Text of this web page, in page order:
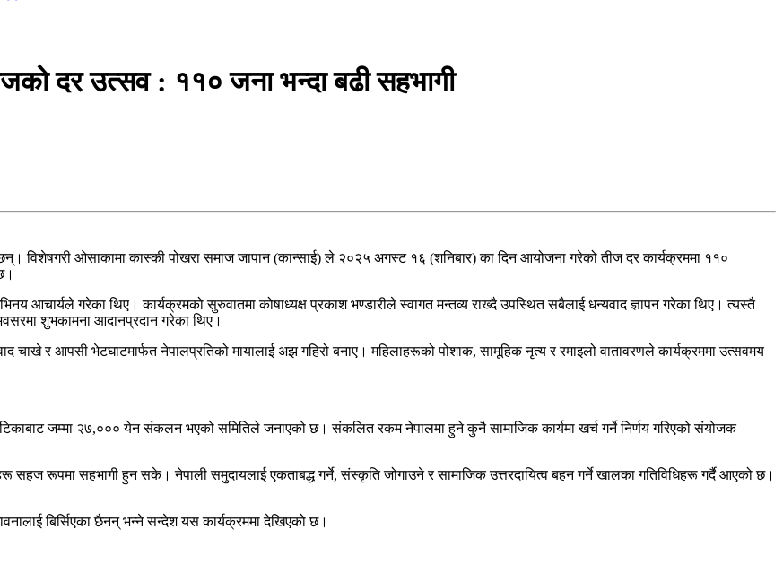
दर उत्सव : ११० जना भन्दा बढी सहभागी
विशेषगरी ओसाकामा कास्की पोखरा समाज जापान (कान्साई) ले २०२५ अगस्ट १६ (शनिबार) का दिन आयोजना गरेको तीज दर कार्यक्रममा ११०
आचार्यले गरेका थिए। कार्यक्रमको सुरुवातमा कोषाध्यक्ष प्रकाश भण्डारीले स्वागत मन्तव्य राख्दै उपस्थित सबैलाई धन्यवाद ज्ञापन गरेका थिए। त्यस्तै
शुभकामना आदानप्रदान गरेका थिए।
चाखे र आपसी भेटघाटमार्फत नेपालप्रतिको मायालाई अझ गहिरो बनाए। महिलाहरूको पोशाक, सामूहिक नृत्य र रमाइलो वातावरणले कार्यक्रममा उत्सवमय
जम्मा २७,००० येन संकलन भएको समितिले जनाएको छ। संकलित रकम नेपालमा हुने कुनै सामाजिक कार्यमा खर्च गर्ने निर्णय गरिएको संयोजक
सहज रूपमा सहभागी हुन सके। नेपाली समुदायलाई एकताबद्ध गर्ने, संस्कृति जोगाउने र सामाजिक उत्तरदायित्व बहन गर्ने खालका गतिविधिहरू गर्दै आएको छ।
बिर्सिएका छैनन् भन्ने सन्देश यस कार्यक्रममा देखिएको छ।